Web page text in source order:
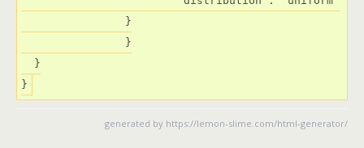
  }
}
generated by https://lemon-slime.com/html-generator/